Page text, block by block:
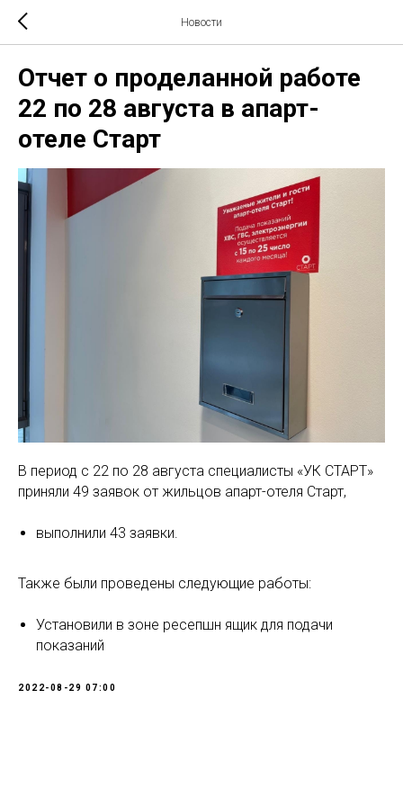
Новости
Отчет о проделанной работе
22 по 28 августа в апарт-
отеле Старт
В период с 22 по 28 августа специалисты «УК СТАРТ»
приняли 49 заявок от жильцов апарт-отеля Старт,
выполнили 43 заявки.
Также были проведены следующие работы:
Установили в зоне ресепшн ящик для подачи
показаний
2022-08-29 07:00